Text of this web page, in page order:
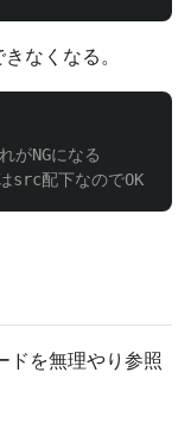
なくなる。
NGになる
配下なのでOK
ドを無理やり参照